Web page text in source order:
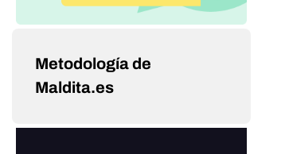
Metodología de
Maldita.es